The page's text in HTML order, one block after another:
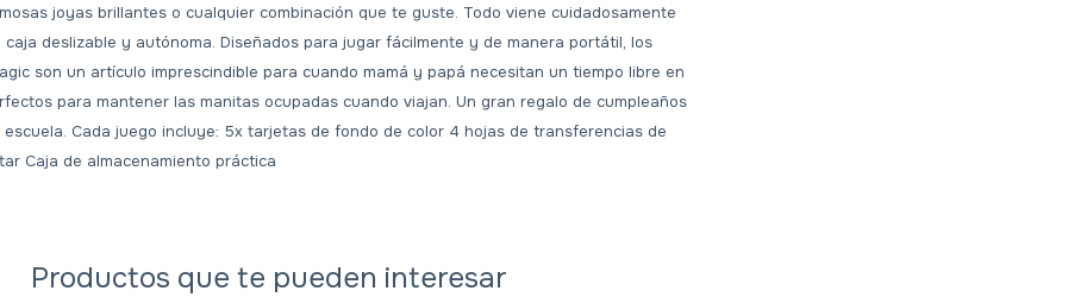
joyas brillantes o cualquier combinación que te guste. Todo viene cuidadosamente
deslizable y autónoma. Diseñados para jugar fácilmente y de manera portátil, los
son un artículo imprescindible para cuando mamá y papá necesitan un tiempo libre en
para mantener las manitas ocupadas cuando viajan. Un gran regalo de cumpleaños
Cada juego incluye: 5x tarjetas de fondo de color 4 hojas de transferencias de
Caja de almacenamiento práctica
Productos que te pueden interesar